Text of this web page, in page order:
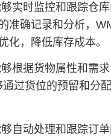
实时监控和跟踪仓
准确记录和分析，
化，降低库存成本。
根据货物属性和需
过货位的预留和分
自动处理和跟踪订单